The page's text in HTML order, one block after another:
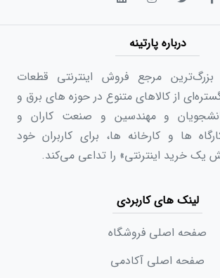
درباره پارتینه
بزرگ‌ترین مرجع فروش اینترنتی قطعات
از کالاهای متنوع در حوزه های برق و
و مهندسین و صنعت کاران و
ها و کارخانه ها، برای کاربران خود
خرید اینترنتی» را تداعی می‌کند.
لینک های کاربردی
صفحه اصلی فروشگاه
صفحه اصلی آکادمی